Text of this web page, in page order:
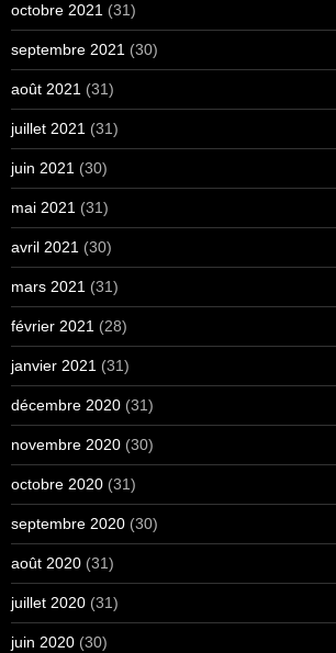
octobre 2021 (31)
septembre 2021 (30)
août 2021 (31)
juillet 2021 (31)
juin 2021 (30)
mai 2021 (31)
avril 2021 (30)
mars 2021 (31)
février 2021 (28)
janvier 2021 (31)
décembre 2020 (31)
novembre 2020 (30)
octobre 2020 (31)
septembre 2020 (30)
août 2020 (31)
juillet 2020 (31)
juin 2020 (30)